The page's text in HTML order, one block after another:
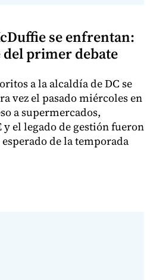
se enfrentan:
del primer debate
a la alcaldía de DC se
vez el pasado miércoles en
a supermercados,
el legado de gestión fueron
de la temporada